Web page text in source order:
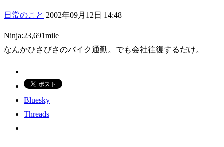
日常のこと 2002年09月12日 14:48
Ninja:23,691mile
なんかひさびさのバイク通勤。でも会社往復するだけ。
Bluesky
Threads